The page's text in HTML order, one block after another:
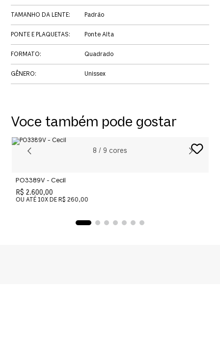
TAMANHO DA LENTE: Padrão
PONTE E PLAQUETAS: Ponte Alta
FORMATO: Quadrado
GÊNERO: Unissex
Voce também pode gostar
8 / 9 cores
PO3389V - Cecil
R$ 2.600,00
OU ATÉ 10X DE R$ 260,00